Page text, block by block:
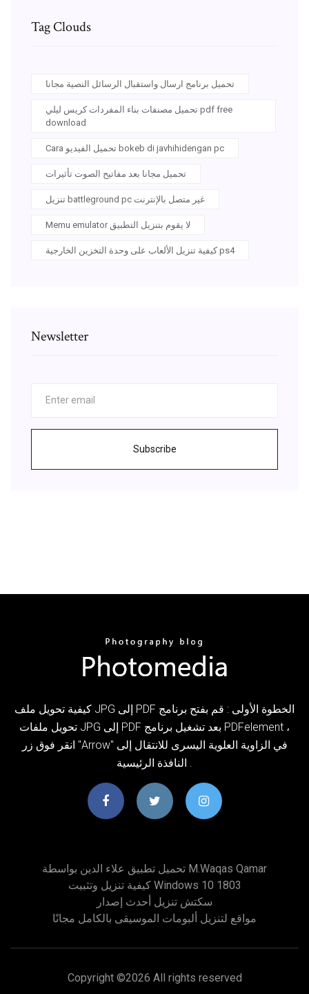
Tag Clouds
تحميل برنامج ارسال واستقبال الرسائل النصية مجانا
تحميل مصنفات بناء المفردات كريس ليلي pdf free
download
Cara تحميل الفيديو bokeb di javhihidengan pc
تحميل مجانا بعد مفاتيح الصوت تأثيرات
تنزيل battleground pc غير متصل بالإنترنت
Memu emulator لا يقوم بتنزيل التطبيق
كيفية تنزيل الألعاب على وحدة التخزين الخارجية ps4
Newsletter
Subscribe
كيفية تحويل ملف JPG إلى PDF الخطوة الأولى : قم بفتح برنامج
تحويل ملفات JPG إلى PDF بعد تشغيل برنامج PDFelement ،
انقر فوق زر "Arrow" في الزاوية العلوية اليسرى للانتقال إلى
تحميل تطبيق علاء الدين بواسطة M.waqas Qamar
كيفية تنزيل وتثبيت Windows 10 1803
سكتش تنزيل أحدث إصدار
مواقع لتنزيل ألبومات الموسيقى بالكامل مجانًا
Copyright ©2026 All rights reserved